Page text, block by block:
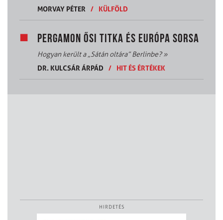
MORVAY PÉTER
/ KÜLFÖLD
PERGAMON ŐSI TITKA ÉS EURÓPA SORSA
Hogyan került a „Sátán oltára” Berlinbe?»
DR. KULCSÁR ÁRPÁD
/ HIT ÉS ÉRTÉKEK
HIRDETÉS